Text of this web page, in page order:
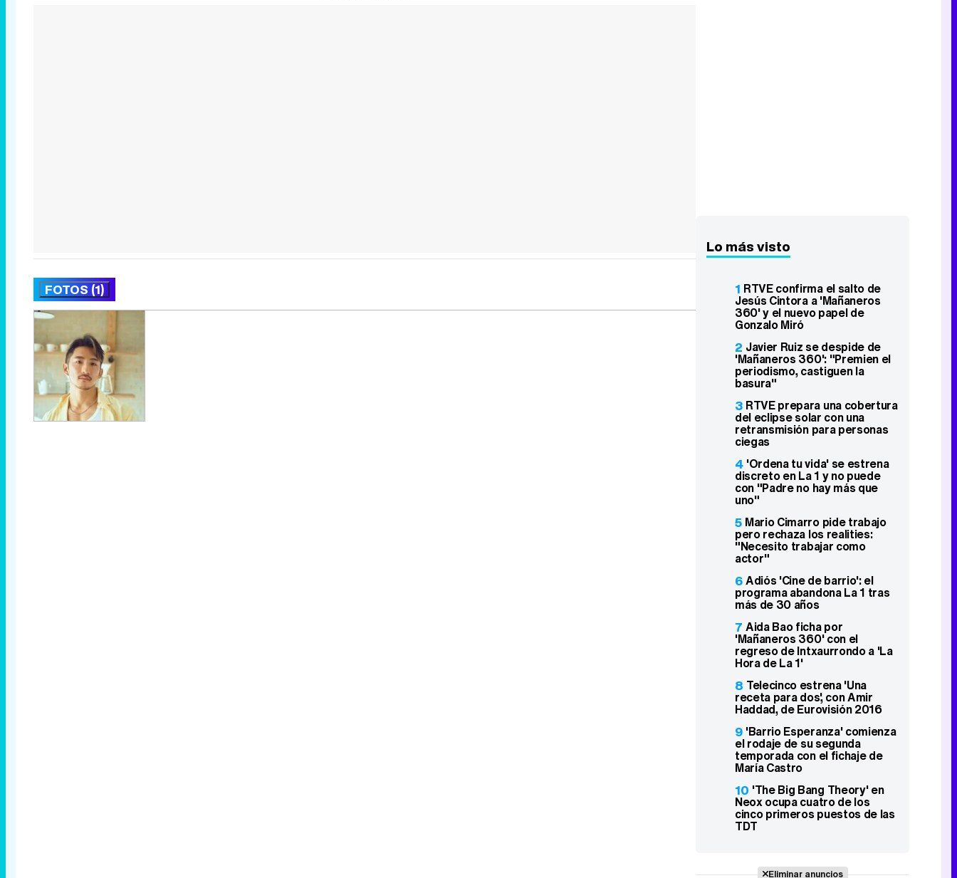
FOTOS (1)
Lo más visto
1 RTVE confirma el salto de
Jesús Cintora a 'Mañaneros
360' y el nuevo papel de
Gonzalo Miró
2 Javier Ruiz se despide de
'Mañaneros 360': "Premien el
periodismo, castiguen la
basura"
3 RTVE prepara una cobertura
del eclipse solar con una
retransmisión para personas
ciegas
4 'Ordena tu vida' se estrena
discreto en La 1 y no puede
con "Padre no hay más que
uno"
5 Mario Cimarro pide trabajo
pero rechaza los realities:
"Necesito trabajar como
actor"
6Adiós 'Cine de barrio': el
programa abandona La 1 tras
más de 30 años
7 Aida Bao ficha por
'Mañaneros 360' con el
regreso de Intxaurrondo a 'La
Hora de La 1'
8 Telecinco estrena 'Una
receta para dos', con Amir
Haddad, de Eurovisión 2016
9 'Barrio Esperanza' comienza
el rodaje de su segunda
temporada con el fichaje de
María Castro
10 'The Big Bang Theory' en
Neox ocupa cuatro de los
cinco primeros puestos de las
TDT
Eliminar anuncios